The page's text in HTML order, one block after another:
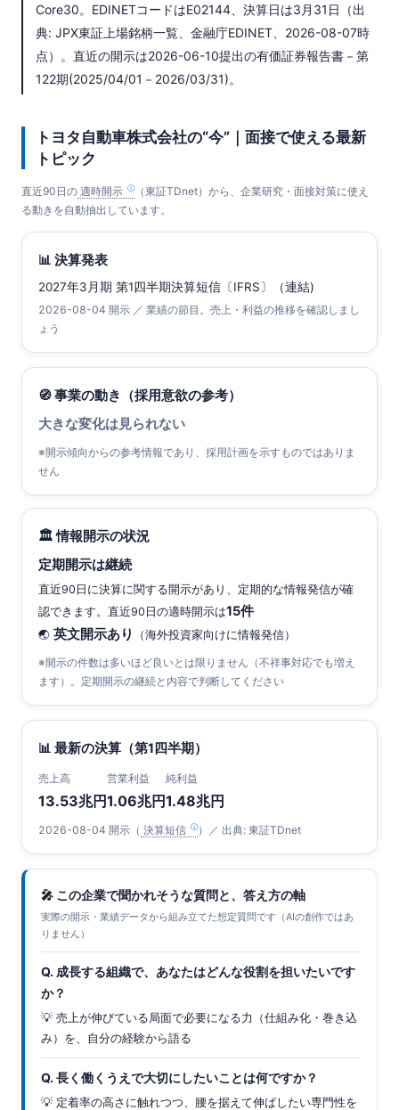
Core30。EDINETコードはE02144、決算日は3月31日（出
典: JPX東証上場銘柄一覧、金融庁EDINET、2026-08-07時
点）。直近の開示は2026-06-10提出の有価証券報告書－第
122期(2025/04/01－2026/03/31)。
トヨタ自動車株式会社の“今”｜面接で使える最新
トピック
直近90日の 適時開示
（東証TDnet）から、企業研究・面接対策に使え
る動きを自動抽出しています。
📊 決算発表
2027年3月期 第1四半期決算短信〔IFRS〕（連結)
2026-08-04 開示 ／ 業績の節目。売上・利益の推移を確認しまし
ょう
🧭 事業の動き（採用意欲の参考）
大きな変化は見られない
※開示傾向からの参考情報であり、採用計画を示すものではありま
せん
🏛 情報開示の状況
定期開示は継続
直近90日に決算に関する開示があり、定期的な情報発信が確
認できます。直近90日の適時開示は15件
🌏 英文開示あり （海外投資家向けに情報発信）
※開示の件数は多いほど良いとは限りません（不祥事対応でも増え
ます）。定期開示の継続と内容で判断してください
📊 最新の決算（第1四半期）
売上高
13.53兆円
営業利益
1.06兆円
純利益
1.48兆円
2026-08-04 開示（ 決算短信 ）／ 出典: 東証TDnet
🎤 この企業で聞かれそうな質問と、答え方の軸
実際の開示・業績データから組み立てた想定質問です（AIの創作ではあ
りません）
Q. 成長する組織で、あなたはどんな役割を担いたいです
か？
💡 売上が伸びている局面で必要になる力（仕組み化・巻き込
み）を、自分の経験から語る
Q. 長く働くうえで大切にしたいことは何ですか？
💡 定着率の高さに触れつつ、腰を据えて伸ばしたい専門性を